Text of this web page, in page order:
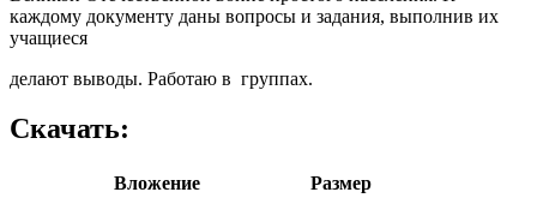
каждому документу даны вопросы и задания, выполнив их
учащиеся
делают выводы. Работаю в группах.
Скачать:
Вложение
Размер